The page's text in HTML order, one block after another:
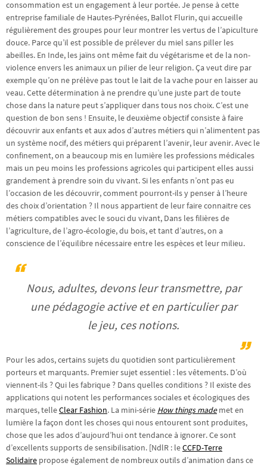
consommation est un engagement à leur portée. Je pense à cette
entreprise familiale de Hautes-Pyrénées, Ballot Flurin, qui accueille
régulièrement des groupes pour leur montrer les vertus de l’apiculture
douce. Parce qu’il est possible de prélever du miel sans piller les
abeilles. En Inde, les jaïns ont même fait du végétarisme et de la non-
violence envers les animaux un pilier de leur religion. Ça veut dire par
exemple qu’on ne prélève pas tout le lait de la vache pour en laisser au
veau. Cette détermination à ne prendre qu’une juste part de toute
chose dans la nature peut s’appliquer dans tous nos choix. C’est une
question de bon sens ! Ensuite, le deuxième objectif consiste à faire
découvrir aux enfants et aux ados d’autres métiers qui n’alimentent pas
un système nocif, des métiers qui préparent l’avenir, leur avenir. Avec le
confinement, on a beaucoup mis en lumière les professions médicales
mais un peu moins les professions agricoles qui participent elles aussi
grandement à prendre soin du vivant. Si les enfants n’ont pas eu
l’occasion de les découvrir, comment pourront-ils y penser à l’heure
des choix d’orientation ? Il nous appartient de leur faire connaitre ces
métiers compatibles avec le souci du vivant, Dans les filières de
l’agriculture, de l’agro-écologie, du bois, et tant d’autres, on a
conscience de l’équilibre nécessaire entre les espèces et leur milieu.
Nous, adultes, devons leur transmettre, par
une pédagogie active et en particulier par
le jeu, ces notions.
Pour les ados, certains sujets du quotidien sont particulièrement
porteurs et marquants. Premier sujet essentiel : les vêtements. D’où
viennent-ils ? Qui les fabrique ? Dans quelles conditions ? Il existe des
applications qui notent les performances sociales et écologiques des
marques, telleClear Fashion. La mini-série How things mademet en
lumière la façon dont les choses qui nous entourent sont produites,
chose que les ados d’aujourd’hui ont tendance à ignorer. Ce sont
d’excellents supports de sensibilisation. [NdlR : leCCFD-Terre
Solidaire propose également de nombreux outils d’animation dans ce